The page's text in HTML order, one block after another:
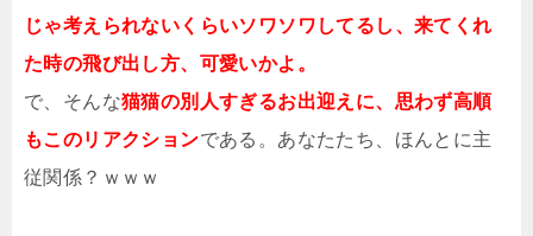
じゃ考えられないくらいソワソワしてるし、来てくれ
た時の飛び出し方、可愛いかよ。
で、そんな猫猫の別人すぎるお出迎えに、思わず高順
もこのリアクションである。あなたたち、ほんとに主
従関係？ｗｗｗ